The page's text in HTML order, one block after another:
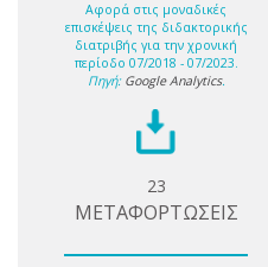
Αφορά στις μοναδικές
επισκέψεις της διδακτορικής
διατριβής για την χρονική
περίοδο 07/2018 - 07/2023.
Πηγή: Google Analytics.
23
ΜΕΤΑΦΟΡΤΩΣΕΙΣ